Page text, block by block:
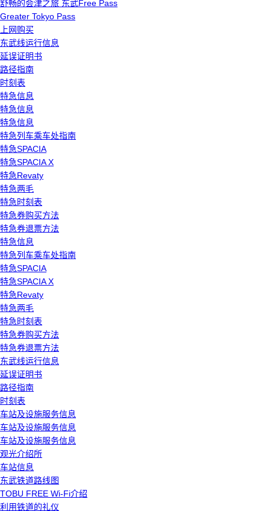
舒畅的会津之旅 东武Free Pass
Greater Tokyo Pass
上网购买
东武线运行信息
延误证明书
路径指南
时刻表
特急信息
特急信息
特急信息
特急列车乘车处指南
特急SPACIA
特急SPACIA X
特急Revaty
特急两毛
特急时刻表
特急券购买方法
特急券退票方法
特急信息
特急列车乘车处指南
特急SPACIA
特急SPACIA X
特急Revaty
特急两毛
特急时刻表
特急券购买方法
特急券退票方法
东武线运行信息
延误证明书
路径指南
时刻表
车站及设施服务信息
车站及设施服务信息
车站及设施服务信息
观光介绍所
车站信息
东武铁道路线图
TOBU FREE Wi-Fi介绍
利用铁道的礼仪